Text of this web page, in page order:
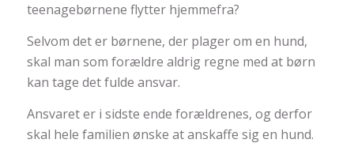
teenagebørnene flytter hjemmefra?
Selvom det er børnene, der plager om en hund,
skal man som forældre aldrig regne med at børn
kan tage det fulde ansvar.
Ansvaret er i sidste ende forældrenes, og derfor
skal hele familien ønske at anskaffe sig en hund.